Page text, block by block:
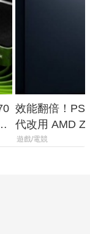
效能翻倍！
代改用 AMD
120fps 與全光
遊戲/電競